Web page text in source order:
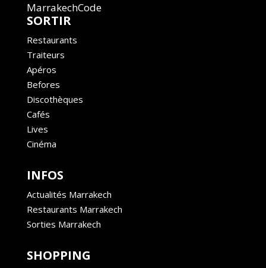
MarrakechCode
SORTIR
Restaurants
Traiteurs
Apéros
Befores
Discothèques
Cafés
Lives
Cinéma
INFOS
Actualités Marrakech
Restaurants Marrakech
Sorties Marrakech
SHOPPING